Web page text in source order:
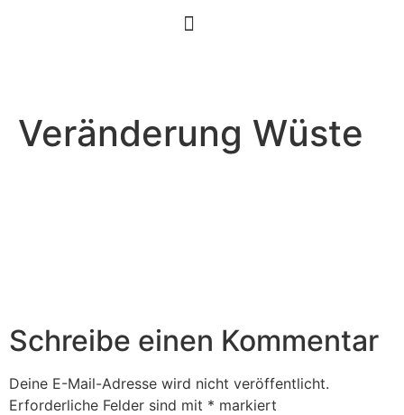
Veränderung Wüste
Schreibe einen Kommentar
Deine E-Mail-Adresse wird nicht veröffentlicht.
Erforderliche Felder sind mit * markiert